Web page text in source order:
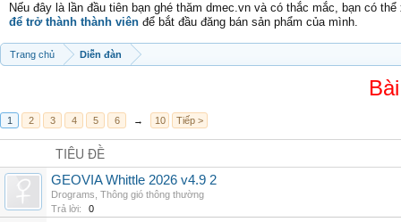
Nếu đây là lần đầu tiên bạn ghé thăm dmec.vn và có thắc mắc, bạn có
để trở thành thành viên để bắt đầu đăng bán sản phẩm của mình.
Trang chủ Diễn đàn
1 2 3 4 5 6 → 10 Tiếp >
TIÊU ĐỀ
GEOVIA Whittle 2026 v4.9 2
Drograms Thông gió thông thường
Trả lời:
0